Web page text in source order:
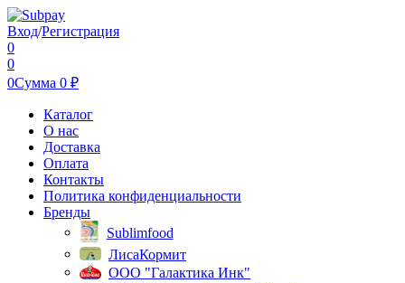
Вход/Регистрация
0
0
0Сумма 0 ₽
Каталог
О нас
Доставка
Оплата
Контакты
Политика конфиденциальности
Бренды
Sublimfood
ЛисаКормит
ООО "Галактика Инк"